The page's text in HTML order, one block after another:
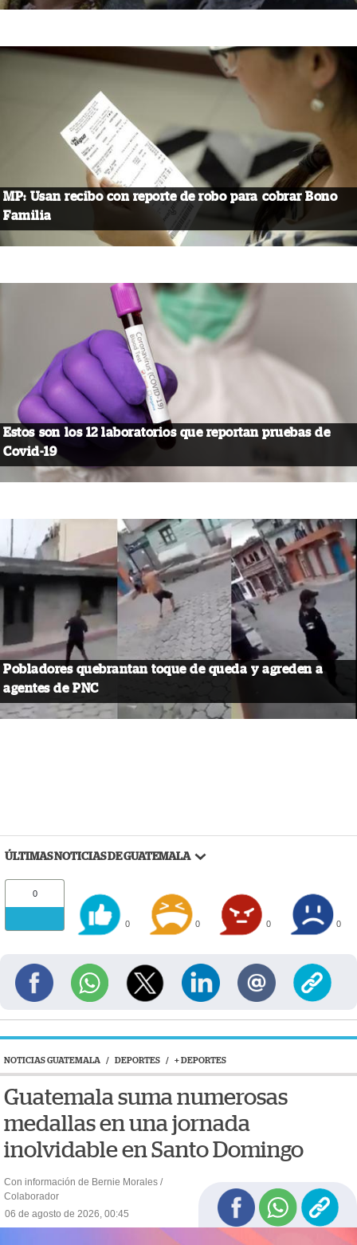
MP: Usan recibo con reporte de robo para cobrar Bono
Familia
Estos son los 12 laboratorios que reportan pruebas de
Covid-19
Pobladores quebrantan toque de queda y agreden a
agentes de PNC
ÚLTIMAS NOTICIAS DE GUATEMALA
0
0 0 0 0
NOTICIAS GUATEMALA / DEPORTES / + DEPORTES
Guatemala suma numerosas
medallas en una jornada
inolvidable en Santo Domingo
Con información de Bernie Morales /
Colaborador
06 de agosto de 2026, 00:45